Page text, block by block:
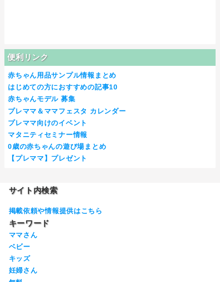
便利リンク
赤ちゃん用品サンプル情報まとめ
はじめての方におすすめの記事10
赤ちゃんモデル 募集
プレママ＆ママフェスタ カレンダー
プレママ向けのイベント
マタニティセミナー情報
0歳の赤ちゃんの遊び場まとめ
【プレママ】プレゼント
サイト内検索
掲載依頼や情報提供はこちら
キーワード
ママさん
ベビー
キッズ
妊婦さん